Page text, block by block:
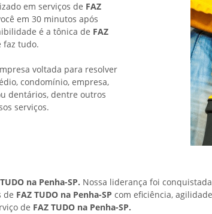
em serviços de FAZ
em 30 minutos após
é a tônica de FAZ
faz tudo.
voltada para resolver
condomínio, empresa,
dentários, dentre outros
serviços.
na Penha-SP. Nossa liderança foi
de FAZ TUDO na Penha-SP com eficiência,
de FAZ TUDO na Penha-SP.